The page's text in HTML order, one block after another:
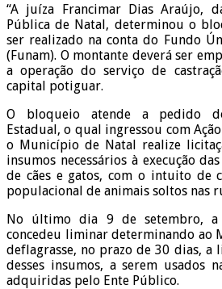
“A juíza Francimar Dias Araújo,
Pública de Natal, determinou o
ser realizado na conta do Fundo
(Funam). O montante deverá ser
a operação do serviço de
capital potiguar.
O bloqueio atende a pedido
Estadual, o qual ingressou com
o Município de Natal realize
insumos necessários à execução
de cães e gatos, com o intuito de
populacional de animais soltos nas
No último dia 9 de setembro, a
concedeu liminar determinando ao
deflagrasse, no prazo de 30 dias, a
desses insumos, a serem usados
adquiridas pelo Ente Público.